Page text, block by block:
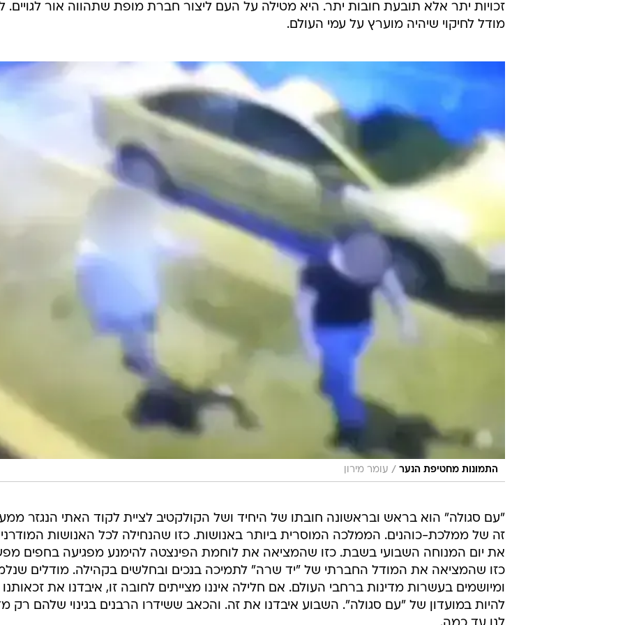
זכויות יתר אלא תובעת חובות יתר. היא מטילה על העם ליצור חברת מופת שתהווה אור לגויים.
מודל לחיקוי שיהיה מוערץ על עמי העולם.
התמונות מחטיפת הנער / עומר מירון
"עם סגולה" הוא בראש ובראשונה חובתו של היחיד ושל הקולקטיב לציית לקוד האתי הנגזר
זה של ממלכת-כוהנים. הממלכה המוסרית ביותר באנושות. כזו שהנחילה לכל האנושות
את יום המנוחה השבועי בשבת. כזו שהמציאה את לוחמת הפינצטה להימנע מפגיעה בחפים
כזו שהמציאה את המודל החברתי של "יד שרה" לתמיכה בנכים ובחלשים בקהילה. מודלים
ומיושמים בעשרות מדינות ברחבי העולם. אם חלילה איננו מצייתים לחובה זו, איבדנו את זכאותנו
להיות במועדון של "עם סגולה". השבוע איבדנו את זה. והכאב ששידרו הרבנים בגינוי שלהם רק